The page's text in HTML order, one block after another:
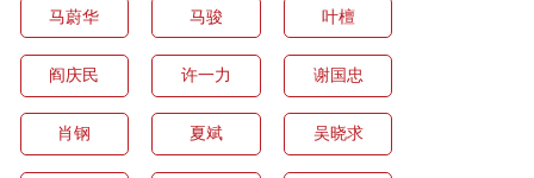
马蔚华 马骏 叶檀
阎庆民 许一力 谢国忠
肖钢 夏斌 吴晓求